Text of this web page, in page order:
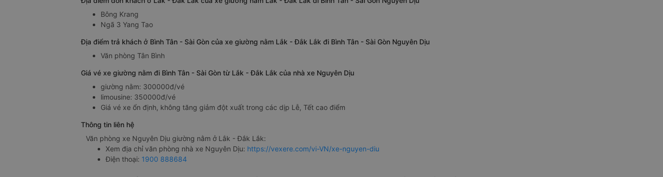
Bông Krang
Ngã 3 Yang Tao
Địa điểm trả khách ở Bình Tân - Sài Gòn của xe giường nằm Lắk - Đắk Lắk đi Bình Tân - Sài Gòn Nguyên Dịu
Văn phòng Tân Bình
Giá vé xe giường nằm đi Bình Tân - Sài Gòn từ Lắk - Đắk Lắk của nhà xe Nguyên Dịu
giường nằm: 300000đ/vé
limousine: 350000đ/vé
Giá vé xe ổn định, không tăng giảm đột xuất trong các dịp Lễ, Tết cao điểm
Thông tin liên hệ
Văn phòng xe Nguyên Dịu giường nằm ở Lắk - Đắk Lắk:
Xem địa chỉ văn phòng nhà xe Nguyên Dịu: https://vexere.com/vi-VN/xe-nguyen-diu
Điện thoại: 1900 888684